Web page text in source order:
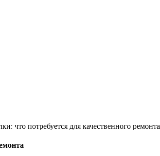
что потребуется для качественного ремонта